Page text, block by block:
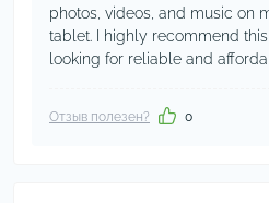
photos, videos, and music on
tablet. I highly recommend
looking for reliable and
Отзыв полезен? 0